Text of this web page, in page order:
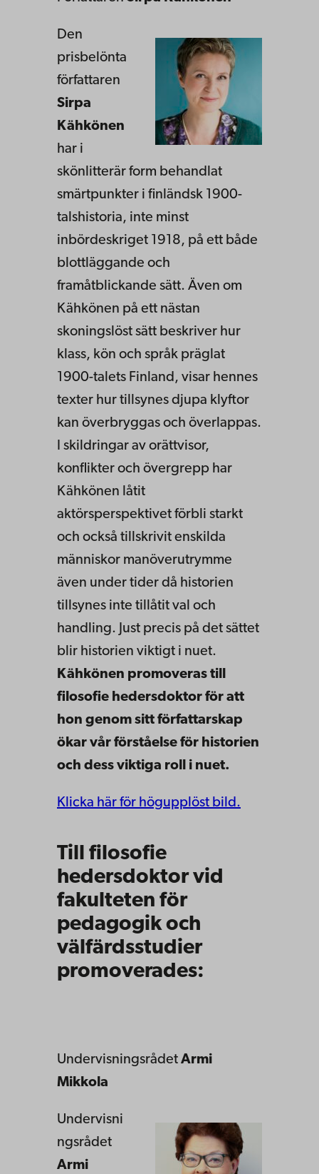
Den
prisbelönta
författaren
Sirpa
Kähkönen
har i
skönlitterär form behandlat
smärtpunkter i finländsk 1900-
talshistoria, inte minst
inbördeskriget 1918, på ett både
blottläggande och
framåtblickande sätt. Även om
Kähkönen på ett nästan
skoningslöst sätt beskriver hur
klass, kön och språk präglat
1900-talets Finland, visar hennes
texter hur tillsynes djupa klyftor
kan överbryggas och överlappas.
I skildringar av orättvisor,
konflikter och övergrepp har
Kähkönen låtit
aktörsperspektivet förbli starkt
och också tillskrivit enskilda
människor manöverutrymme
även under tider då historien
tillsynes inte tillåtit val och
handling. Just precis på det sättet
blir historien viktigt i nuet.
Kähkönen promoveras till
filosofie hedersdoktor för att
hon genom sitt författarskap
ökar vår förståelse för historien
och dess viktiga roll i nuet.
Klicka här för högupplöst bild.
Till filosofie
hedersdoktor vid
fakulteten för
pedagogik och
välfärdsstudier
promoverades:
Undervisningsrådet Armi
Mikkola
Undervisni
ngsrådet
Armi